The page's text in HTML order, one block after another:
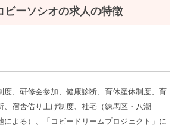
ビーソシオの求人の特徴
度、研修会参加、健康診断、育休産休制度、育
、宿舎借り上げ制度、社宅（練馬区・八潮
による）、「コビードリームプロジェクト」に